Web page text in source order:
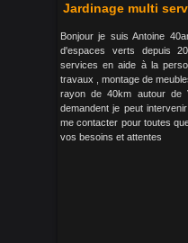
Jardinage multi
Bonjour je suis Antoine
d'espaces verts depuis
services en aide à la
travaux , montage de
rayon de 40km autour de
demandent je peut
me contacter pour toutes
vos besoins et attentes